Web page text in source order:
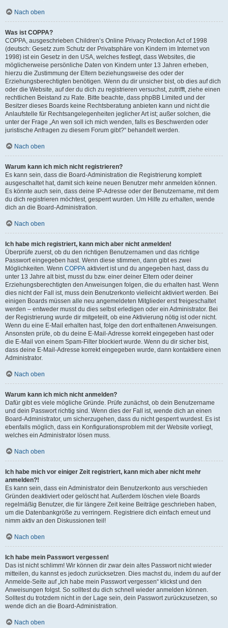
Nach oben
Was ist COPPA?
COPPA, ausgeschrieben Children’s Online Privacy Protection Act of 1998
(deutsch: Gesetz zum Schutz der Privatsphäre von Kindern im Internet von
1998) ist ein Gesetz in den USA, welches festlegt, dass Websites, die
möglicherweise persönliche Daten von Kindern unter 13 Jahren erheben,
hierzu die Zustimmung der Eltern beziehungsweise des oder der
Erziehungsberechtigten benötigen. Wenn du dir unsicher bist, ob dies auf dich
oder die Website, auf der du dich zu registrieren versuchst, zutrifft, ziehe einen
rechtlichen Beistand zu Rate. Bitte beachte, dass phpBB Limited und der
Besitzer dieses Boards keine Rechtsberatung anbieten kann und nicht die
Anlaufstelle für Rechtsangelegenheiten jeglicher Art ist; außer solchen, die
unter der Frage „An wen soll ich mich wenden, falls es Beschwerden oder
juristische Anfragen zu diesem Forum gibt?“ behandelt werden.
Nach oben
Warum kann ich mich nicht registrieren?
Es kann sein, dass die Board-Administration die Registrierung komplett
ausgeschaltet hat, damit sich keine neuen Benutzer mehr anmelden können.
Es könnte auch sein, dass deine IP-Adresse oder der Benutzername, mit dem
du dich registrieren möchtest, gesperrt wurden. Um Hilfe zu erhalten, wende
dich an die Board-Administration.
Nach oben
Ich habe mich registriert, kann mich aber nicht anmelden!
Überprüfe zuerst, ob du den richtigen Benutzernamen und das richtige
Passwort eingegeben hast. Wenn diese stimmen, dann gibt es zwei
Möglichkeiten. Wenn COPPA aktiviert ist und du angegeben hast, dass du
unter 13 Jahre alt bist, musst du bzw. einer deiner Eltern oder deiner
Erziehungsberechtigten den Anweisungen folgen, die du erhalten hast. Wenn
dies nicht der Fall ist, muss dein Benutzerkonto vielleicht aktiviert werden. Bei
einigen Boards müssen alle neu angemeldeten Mitglieder erst freigeschaltet
werden – entweder musst du dies selbst erledigen oder ein Administrator. Bei
der Registrierung wurde dir mitgeteilt, ob eine Aktivierung nötig ist oder nicht.
Wenn du eine E-Mail erhalten hast, folge den dort enthaltenen Anweisungen.
Ansonsten prüfe, ob du deine E-Mail-Adresse korrekt eingegeben hast oder
die E-Mail von einem Spam-Filter blockiert wurde. Wenn du dir sicher bist,
dass deine E-Mail-Adresse korrekt eingegeben wurde, dann kontaktiere einen
Administrator.
Nach oben
Warum kann ich mich nicht anmelden?
Dafür gibt es viele mögliche Gründe. Prüfe zunächst, ob dein Benutzername
und dein Passwort richtig sind. Wenn dies der Fall ist, wende dich an einen
Board-Administrator, um sicherzugehen, dass du nicht gesperrt wurdest. Es ist
ebenfalls möglich, dass ein Konfigurationsproblem mit der Website vorliegt,
welches ein Administrator lösen muss.
Nach oben
Ich habe mich vor einiger Zeit registriert, kann mich aber nicht mehr
anmelden?!
Es kann sein, dass ein Administrator dein Benutzerkonto aus verschieden
Gründen deaktiviert oder gelöscht hat. Außerdem löschen viele Boards
regelmäßig Benutzer, die für längere Zeit keine Beiträge geschrieben haben,
um die Datenbankgröße zu verringern. Registriere dich einfach erneut und
nimm aktiv an den Diskussionen teil!
Nach oben
Ich habe mein Passwort vergessen!
Das ist nicht schlimm! Wir können dir zwar dein altes Passwort nicht wieder
mitteilen, du kannst es jedoch zurücksetzen. Dies machst du, indem du auf der
Anmelde-Seite auf „Ich habe mein Passwort vergessen“ klickst und den
Anweisungen folgst. So solltest du dich schnell wieder anmelden können.
Solltest du trotzdem nicht in der Lage sein, dein Passwort zurückzusetzen, so
wende dich an die Board-Administration.
Nach oben